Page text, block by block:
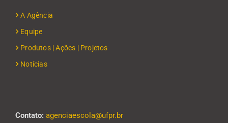
A Agência
Equipe
Produtos | Ações | Projetos
Notícias
Contato: agenciaescola@ufpr.br